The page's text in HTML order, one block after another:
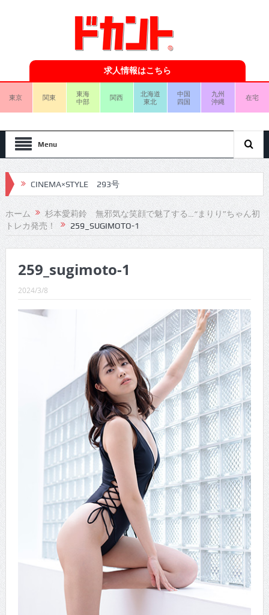
求人情報はこちら
東京 関東
東海
中部
関西
北海道
東北
中国
四国
九州
沖縄
在宅
Menu
CINEMA×STYLE 293号
CINEMA×STYLE 292号
CINEMA×STYLE 291号
CINEMA×STYLE 289号
CINEMA×STYLE 286号
CINEMA×STYLE 285号
CINEMA×STYLE 294号
ホーム
杉本愛莉鈴 無邪気な笑顔で魅了する…“まりり”ちゃん初
トレカ発売！
259_SUGIMOTO-1
259_sugimoto-1
2024/3/8